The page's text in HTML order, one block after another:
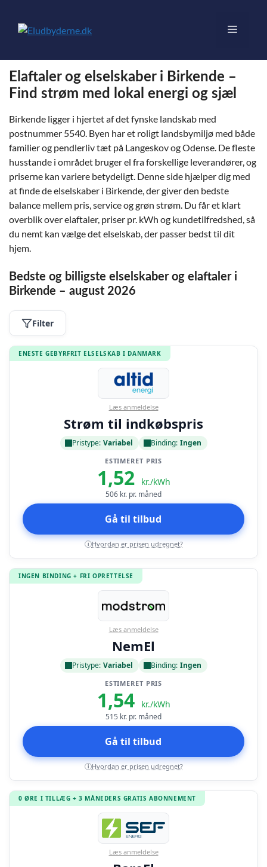
indhold
Menu
Elaftaler og elselskaber i Birkende –
Find strøm med lokal energi og sjæl
Birkende ligger i hjertet af det fynske landskab med
postnummer 5540. Byen har et roligt landsbymiljø med både
familier og pendlerliv tæt på Langeskov og Odense. De fleste
husstande i området bruger el fra forskellige leverandører, og
priserne kan variere betydeligt. Denne side hjælper dig med
at finde de elselskaber i Birkende, der giver den bedste
balance mellem pris, service og grøn strøm. Du får et klart
overblik over elaftaler, priser pr. kWh og kundetilfredshed, så
du nemt kan vælge det elselskab, der passer bedst til dit
hjem.
Bedste og billigste elselskaber og elaftaler i
Birkende – august 2026
Filter
ENESTE GEBYRFRIT ELSELSKAB I DANMARK
Læs anmeldelse
Strøm til indkøbspris
Pristype: Variabel Binding: Ingen
ESTIMERET PRIS
1,52 kr./kWh
506 kr. pr. måned
Gå til tilbud
i Hvordan er prisen udregnet?
INGEN BINDING + FRI OPRETTELSE
Læs anmeldelse
NemEl
Pristype: Variabel Binding: Ingen
ESTIMERET PRIS
1,54 kr./kWh
515 kr. pr. måned
Gå til tilbud
i Hvordan er prisen udregnet?
0 ØRE I TILLÆG + 3 MÅNEDERS GRATIS ABONNEMENT
Læs anmeldelse